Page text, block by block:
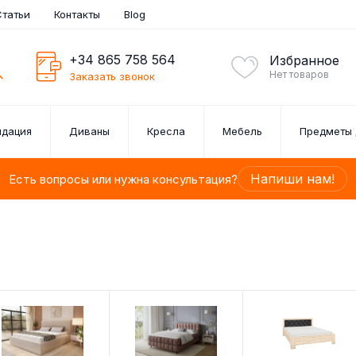
Контакты Blog
+34 865 758 564
Заказать звонок
Избранное
Нет товаров
Диваны Кресла Мебель Предметы
ДЛЯ СПАЛЬНИ
Есть вопросы или нужна консультация? Напиши нам!